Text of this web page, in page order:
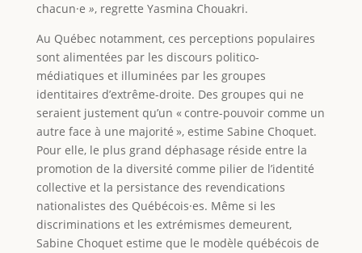
chacun·e », regrette Yasmina Chouakri.
Au Québec notamment, ces perceptions populaires
sont alimentées par les discours politico-
médiatiques et illuminées par les groupes
identitaires d’extrême-droite. Des groupes qui ne
seraient justement qu’un « contre-pouvoir comme un
autre face à une majorité », estime Sabine Choquet.
Pour elle, le plus grand déphasage réside entre la
promotion de la diversité comme pilier de l’identité
collective et la persistance des revendications
nationalistes des Québécois·es. Même si les
discriminations et les extrémismes demeurent,
Sabine Choquet estime que le modèle québécois de